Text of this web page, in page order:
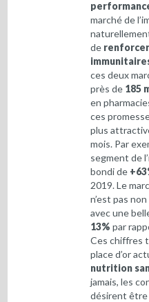
marché de
de
ces deux
près de 185
en
ces
plus
mois. Par
segment de
bondi de
2019. Le
n’est pas
avec une
13% par
Ces chiffres
place d’or
nutrition
jamais, les
désirent être